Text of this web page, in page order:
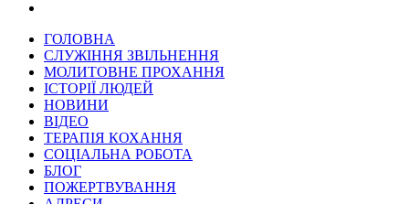
ГОЛОВНА
СЛУЖІННЯ ЗВІЛЬНЕННЯ
МОЛИТОВНЕ ПРОХАННЯ
ІСТОРІЇ ЛЮДЕЙ
НОВИНИ
ВІДЕО
ТЕРАПІЯ КОХАННЯ
СОЦІАЛЬНА РОБОТА
БЛОГ
ПОЖЕРТВУВАННЯ